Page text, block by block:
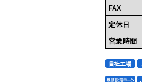
FAX
定休日
営業時間